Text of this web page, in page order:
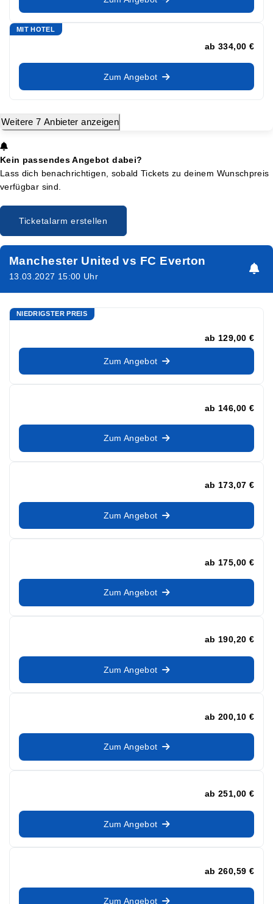
MIT HOTEL
ab 334,00 €
Zum Angebot
Weitere 7 Anbieter anzeigen
Kein passendes Angebot dabei?
Lass dich benachrichtigen, sobald Tickets zu deinem Wunschpreis
verfügbar sind.
Ticketalarm erstellen
Manchester United vs FC Everton
13.03.2027 15:00 Uhr
NIEDRIGSTER PREIS
ab 129,00 €
Zum Angebot
ab 146,00 €
Zum Angebot
ab 173,07 €
Zum Angebot
ab 175,00 €
Zum Angebot
ab 190,20 €
Zum Angebot
ab 200,10 €
Zum Angebot
ab 251,00 €
Zum Angebot
ab 260,59 €
Zum Angebot